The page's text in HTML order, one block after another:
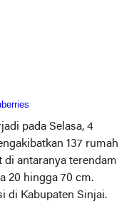
pada Selasa, 4
137 rumah
di antaranya terendam
20 hingga 70 cm.
di Kabupaten Sinjai.